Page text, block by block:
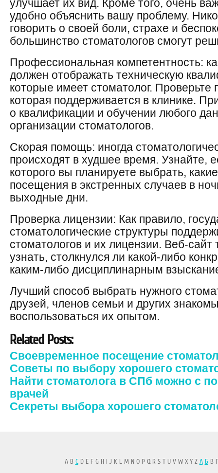
улучшает их вид. Кроме того, очень
удобно объяснить вашу проблему.
говорить о своей боли, страхе и
большинство стоматологов смогут
Профессиональная компетентность:
должен отображать техническую
которые имеет стоматолог. Проверьте
которая поддерживается в клинике.
о квалификации и обучении любого
организации стоматологов.
Скорая помощь: иногда
происходят в худшее время. Узнайте,
которого вы планируете выбрать,
посещения в экстренных случаев в
выходные дни.
Проверка лицензии: Как правило,
стоматологические структуры
стоматологов и их лицензии. Веб-
узнать, столкнулся ли какой-либо
каким-либо дисциплинарным
Лучший способ выбрать нужного
друзей, членов семьи и других
воспользоваться их опытом.
Related Posts:
Своевременное посещение
Советы по выбору хорошего
Найти стоматолога в СПб можно с
врачей
Секреты выбора хорошего
A B CD E F G H I J K L M N O P Q R S T U V W X Y Z А БВ